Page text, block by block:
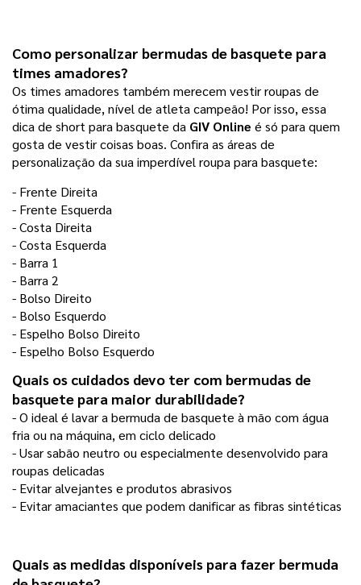
Como personalizar bermudas de basquete para
times amadores?
Os times amadores também merecem vestir roupas de
ótima qualidade, nível de atleta campeão! Por isso, essa
dica de short para basquete da GIV Online é só para quem
gosta de vestir coisas boas. Confira as áreas de
personalização da sua imperdível roupa para basquete:
- Frente Direita
- Frente Esquerda
- Costa Direita
- Costa Esquerda
- Barra 1
- Barra 2
- Bolso Direito
- Bolso Esquerdo
- Espelho Bolso Direito
- Espelho Bolso Esquerdo
Quais os cuidados devo ter com bermudas de
basquete para maior durabilidade?
- O ideal é lavar a bermuda de basquete à mão com água
fria ou na máquina, em ciclo delicado
- Usar sabão neutro ou especialmente desenvolvido para
roupas delicadas
- Evitar alvejantes e produtos abrasivos
- Evitar amaciantes que podem danificar as fibras sintéticas
Quais as medidas disponíveis para fazer bermuda